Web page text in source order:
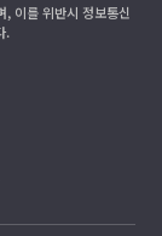
, 이를 위반시 정보통신
.